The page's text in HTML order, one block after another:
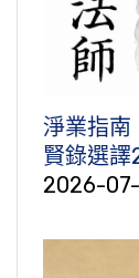
淨業指南
賢錄選譯
2026-